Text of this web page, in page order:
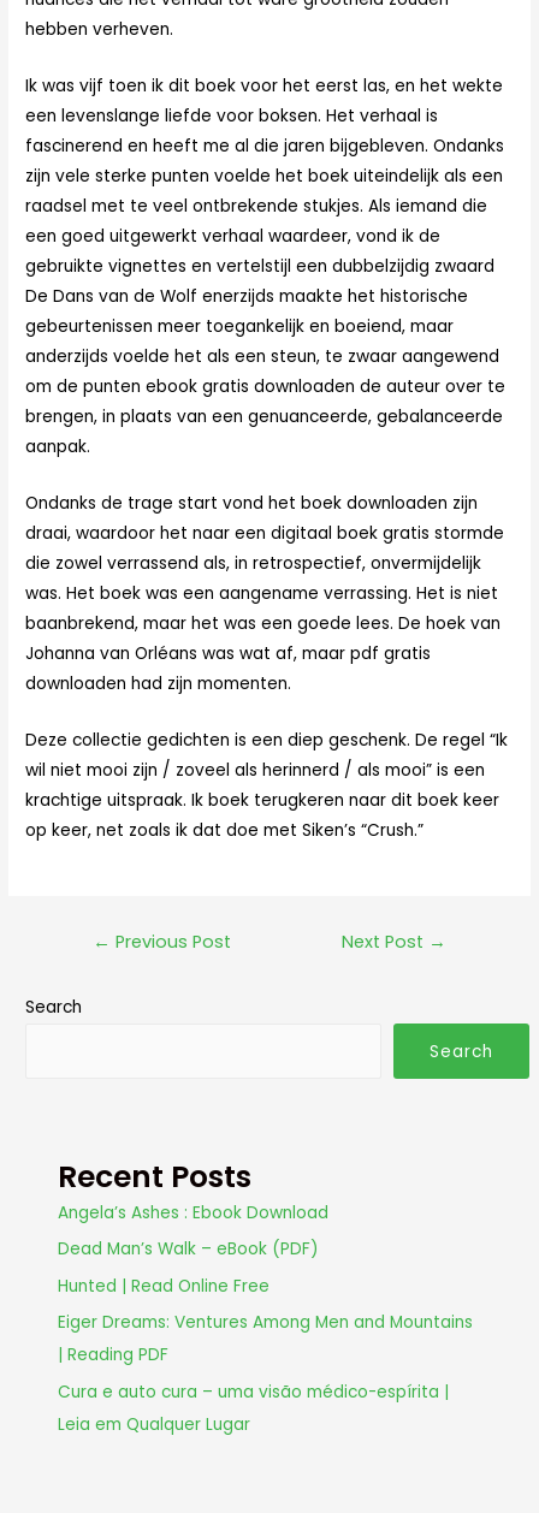
hebben verheven.
Ik was vijf toen ik dit boek voor het eerst las, en het wekte
een levenslange liefde voor boksen. Het verhaal is
fascinerend en heeft me al die jaren bijgebleven. Ondanks
zijn vele sterke punten voelde het boek uiteindelijk als een
raadsel met te veel ontbrekende stukjes. Als iemand die
een goed uitgewerkt verhaal waardeer, vond ik de
gebruikte vignettes en vertelstijl een dubbelzijdig zwaard
De Dans van de Wolf enerzijds maakte het historische
gebeurtenissen meer toegankelijk en boeiend, maar
anderzijds voelde het als een steun, te zwaar aangewend
om de punten ebook gratis downloaden de auteur over te
brengen, in plaats van een genuanceerde, gebalanceerde
aanpak.
Ondanks de trage start vond het boek downloaden zijn
draai, waardoor het naar een digitaal boek gratis stormde
die zowel verrassend als, in retrospectief, onvermijdelijk
was. Het boek was een aangename verrassing. Het is niet
baanbrekend, maar het was een goede lees. De hoek van
Johanna van Orléans was wat af, maar pdf gratis
downloaden had zijn momenten.
Deze collectie gedichten is een diep geschenk. De regel “Ik
wil niet mooi zijn / zoveel als herinnerd / als mooi” is een
krachtige uitspraak. Ik boek terugkeren naar dit boek keer
op keer, net zoals ik dat doe met Siken’s “Crush.”
← Previous Post Next Post →
Search
Search
Recent Posts
Angela’s Ashes : Ebook Download
Dead Man’s Walk – eBook (PDF)
Hunted | Read Online Free
Eiger Dreams: Ventures Among Men and Mountains
| Reading PDF
Cura e auto cura – uma visão médico-espírita |
Leia em Qualquer Lugar